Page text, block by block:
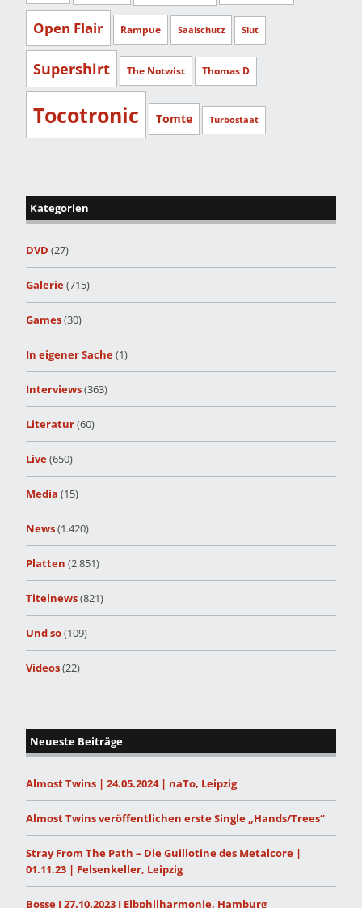
Open Flair Rampue Saalschutz Slut
Supershirt The Notwist Thomas D
Tocotronic Tomte Turbostaat
Kategorien
DVD (27)
Galerie(715)
Games(30)
In eigener Sache(1)
Interviews(363)
Literatur(60)
Live(650)
Media (15)
News(1.420)
Platten (2.851)
Titelnews(821)
Und so(109)
Videos(22)
Neueste Beiträge
Almost Twins | 24.05.2024 | naTo, Leipzig
Almost Twins veröffentlichen erste Single „Hands/Trees“
Stray From The Path – Die Guillotine des Metalcore |
01.11.23 | Felsenkeller, Leipzig
Bosse I 27.10.2023 I Elbphilharmonie, Hamburg